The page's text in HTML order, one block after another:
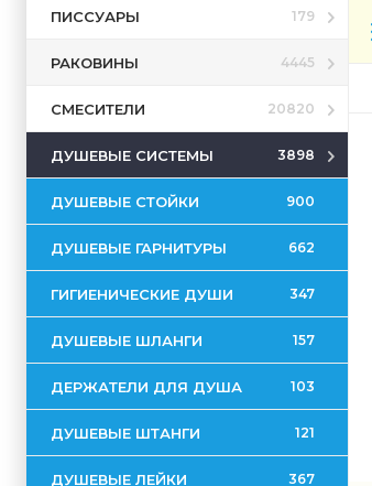
ПИССУАРЫ 179
РАКОВИНЫ 4445
СМЕСИТЕЛИ 20820
ДУШЕВЫЕ СИСТЕМЫ 3898
ДУШЕВЫЕ СТОЙКИ 900
ДУШЕВЫЕ ГАРНИТУРЫ 662
ГИГИЕНИЧЕСКИЕ ДУШИ 347
ДУШЕВЫЕ ШЛАНГИ 157
ДЕРЖАТЕЛИ ДЛЯ ДУША 103
ДУШЕВЫЕ ШТАНГИ 121
ДУШЕВЫЕ ЛЕЙКИ 367